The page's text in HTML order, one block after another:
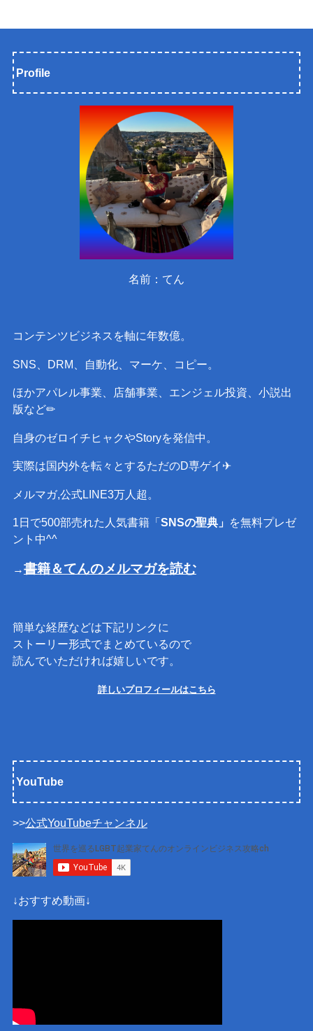
Profile
名前：てん
コンテンツビジネスを軸に年数億。
SNS、DRM、自動化、マーケ、コピー。
ほかアパレル事業、店舗事業、エンジェル投資、小説出
版など✏︎
自身のゼロイチヒャクやStoryを発信中。
実際は国内外を転々とするただのD専ゲイ✈︎
メルマガ,公式LINE3万人超。
1日で500部売れた人気書籍「SNSの聖典」
を無料プレゼ
ント中^^
→書籍＆てんのメルマガを読む
簡単な経歴などは下記リンクに
ストーリー形式でまとめているので
読んでいただければ嬉しいです。
詳しいプロフィールはこちら
YouTube
>>公式YouTubeチャンネル
↓おすすめ動画↓